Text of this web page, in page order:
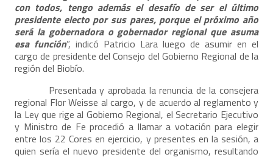
con todos, tengo además el desafío de ser el último
presidente electo por sus pares, porque el próximo año
será la gobernadora o gobernador regional que asuma
esa función”, indicó Patricio Lara luego de asumir en el
cargo de presidente del Consejo del Gobierno Regional de la
región del Biobío.
Presentada y aprobada la renuncia de la consejera
regional Flor Weisse al cargo, y de acuerdo al reglamento y
la Ley que rige al Gobierno Regional, el Secretario Ejecutivo
y Ministro de Fe procedió a llamar a votación para elegir
entre los 22 Cores en ejercicio, y presentes en la sesión, a
quien sería el nuevo presidente del organismo, resultando